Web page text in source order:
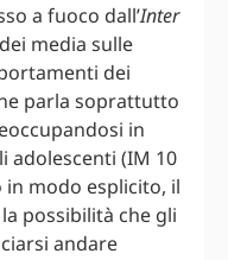
a fuoco dall’Inter
media sulle
dei
parla soprattutto
in
adolescenti (IM 10
in modo esplicito, il
possibilità che gli
andare